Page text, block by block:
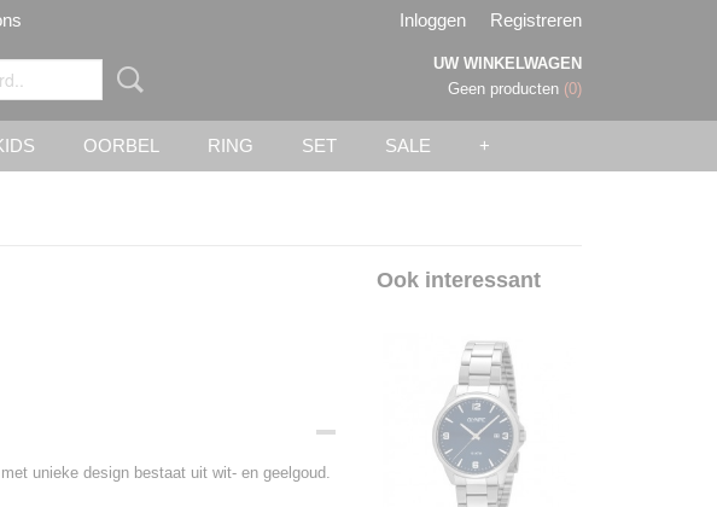
Inloggen Registreren
UW WINKELWAGEN
Geen producten (0)
OORBEL RING SET SALE +
unieke design bestaat uit wit- en geelgoud.
Ook interessant